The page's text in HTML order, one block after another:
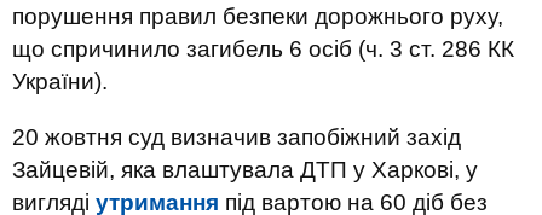
порушення правил безпеки дорожнього руху,
що спричинило загибель 6 осіб (ч. 3 ст. 286 КК
України).
20 жовтня суд визначив запобіжний захід
Зайцевій, яка влаштувала ДТП у Харкові, у
вигляді утримання під вартою на 60 діб без